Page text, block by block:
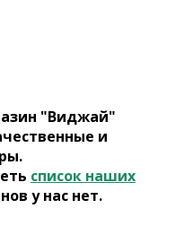
"Виджай"
и
список наших
у нас нет.